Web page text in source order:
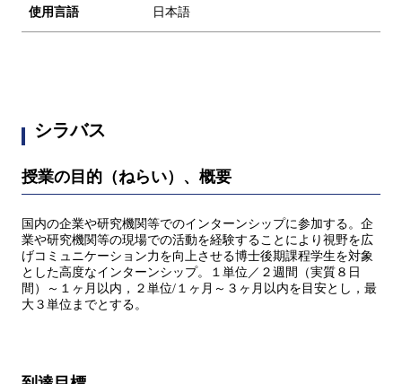
使用言語 日本語
シラバス
授業の目的（ねらい）、概要
国内の企業や研究機関等でのインターンシップに参加する。企
業や研究機関等の現場での活動を経験することにより視野を広
げコミュニケーション力を向上させる博士後期課程学生を対象
とした高度なインターンシップ。１単位／２週間（実質８日
間）～１ヶ月以内，２単位/１ヶ月～３ヶ月以内を目安とし，最
大３単位までとする。